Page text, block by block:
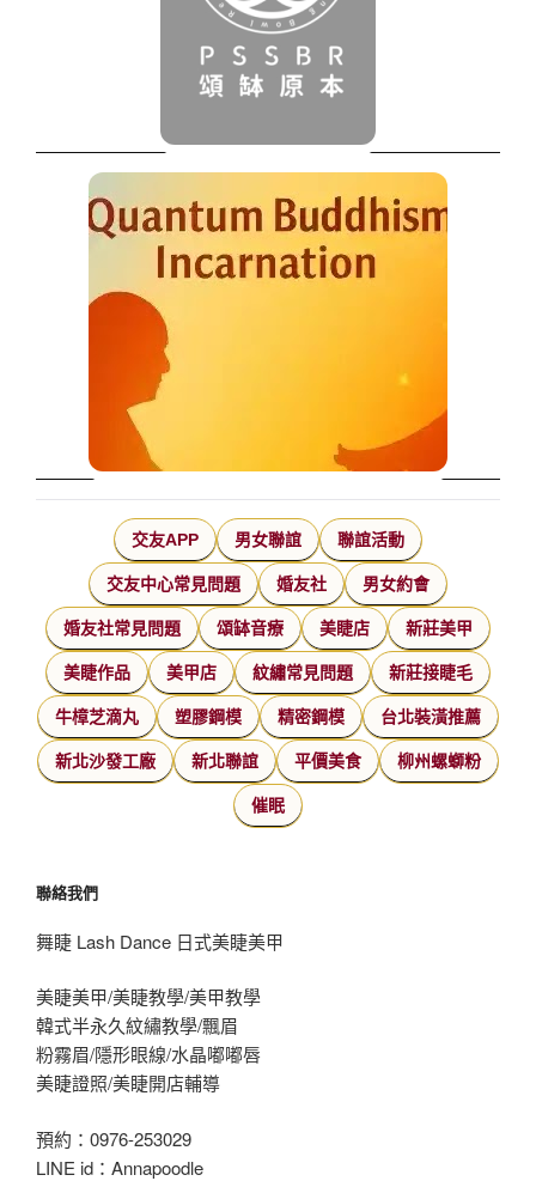
交友APP 男女聯誼 聯誼活動
交友中心常見問題 婚友社 男女約會
婚友社常見問題 頌缽音療 美睫店 新莊美甲
美睫作品 美甲店 紋繡常見問題 新莊接睫毛
牛樟芝滴丸 塑膠鋼模 精密鋼模 台北裝潢推薦
新北沙發工廠 新北聯誼 平價美食 柳州螺螄粉
催眠
聯絡我們
舞睫 Lash Dance 日式美睫美甲
美睫美甲/美睫教學/美甲教學
韓式半永久紋繡教學/飄眉
粉霧眉/隱形眼線/水晶嘟嘟唇
美睫證照/美睫開店輔導
預約：0976-253029
LINE id：Annapoodle